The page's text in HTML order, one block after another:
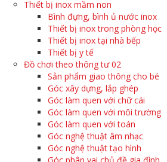
Thiết bị inox mầm non
Bình đựng, bình ủ nước inox
Thiết bị inox trong phòng học
Thiết bị inox tại nhà bếp
Thiết bị y tế
Đồ chơi theo thông tư 02
Sản phẩm giao thông cho bé
Góc xây dựng, lắp ghép
Góc làm quen với chữ cái
Góc làm quen với môi trường
Góc làm quen với toán
Góc nghệ thuật âm nhạc
Góc nghệ thuật tạo hình